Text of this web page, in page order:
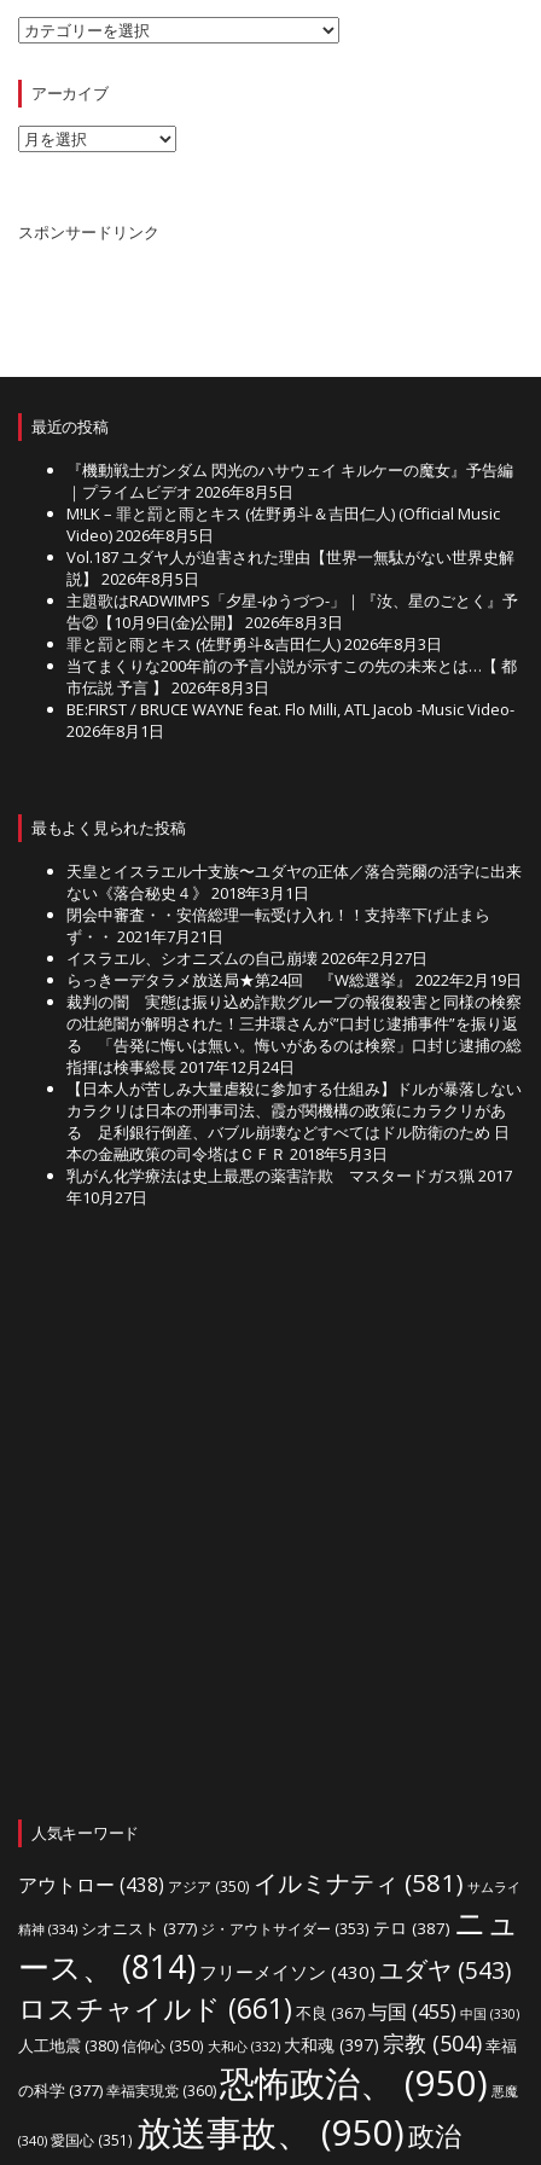
カ
テ
ー
アーカイブ
ア
ー
ブ
スポンサードリンク
最近の投稿
『機動戦士ガンダム 閃光のハサウェイ キルケーの魔女』予告編
｜プライムビデオ 2026年8月5日
M!LK – 罪と罰と雨とキス (佐野勇斗＆吉田仁人) (Official Music
Video)2026年8月5日
Vol.187 ユダヤ人が迫害された理由【世界一無駄がない世界史解
説】
2026年8月5日
主題歌はRADWIMPS「夕星-ゆうづつ-」｜『汝、星のごとく』予
告②【10月9日(金)公開】
2026年8月3日
罪と罰と雨とキス (佐野勇斗&吉田仁人)2026年8月3日
当てまくりな200年前の予言小説が示すこの先の未来とは…【 都
市伝説 予言 】
2026年8月3日
BE:FIRST / BRUCE WAYNE feat. Flo Milli, ATL Jacob -Music Video-
2026年8月1日
最もよく見られた投稿
天皇とイスラエル十支族〜ユダヤの正体／落合莞爾の活字に出来
ない《落合秘史４》 2018年3月1日
閉会中審査・・安倍総理一転受け入れ！！支持率下げ止まら
ず・・ 2021年7月21日
イスラエル、シオニズムの自己崩壊2026年2月27日
らっきーデタラメ放送局★第24回 『W総選挙』
2022年2月19日
裁判の闇 実態は振り込め詐欺グループの報復殺害と同様の検察
の壮絶闇が解明された！三井環さんが”口封じ逮捕事件”を振り返
る 「告発に悔いは無い。悔いがあるのは検察」口封じ逮捕の総
指揮は検事総長2017年12月24日
【日本人が苦しみ大量虐殺に参加する仕組み】ドルが暴落しない
カラクリは日本の刑事司法、霞が関機構の政策にカラクリがあ
る 足利銀行倒産、バブル崩壊などすべてはドル防衛のため 日
本の金融政策の司令塔はＣＦＲ 2018年5月3日
乳がん化学療法は史上最悪の薬害詐欺 マスタードガス猟2017
年10月27日
人気キーワード
アウトロー (438) アジア (350) イルミナティ (581) サムライ
精神 (334) シオニスト (377) ジ・アウトサイダー (353) テロ (387) ニュ
ース、
(814) フリーメイソン (430) ユダヤ (543)
ロスチャイルド (661) 不良 (367)与国 (455) 中国 (330)
人工地震(380)信仰心 (350) 大和心 (332) 大和魂 (397) 宗教 (504)幸福
の科学(377)幸福実現党 (360)恐怖政治、 (950) 悪魔
(340) 愛国心 (351) 放送事故、 (950)政治